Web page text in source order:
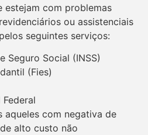
estejam com problemas
ou assistenciais
seguintes serviços:
Seguro Social (INSS)
(Fies)
aqueles com negativa de
alto custo não